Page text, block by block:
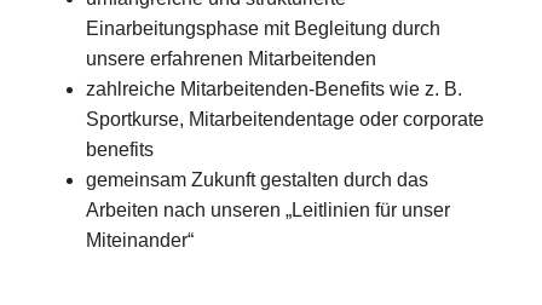
Einarbeitungsphase mit Begleitung durch
unsere erfahrenen Mitarbeitenden
zahlreiche Mitarbeitenden-Benefits wie z. B.
Sportkurse, Mitarbeitendentage oder corporate
benefits
gemeinsam Zukunft gestalten durch das
Arbeiten nach unseren „Leitlinien für unser
Miteinander“